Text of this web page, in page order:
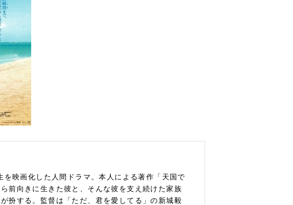
映画化した人間ドラマ。本人による著作「天国で
前向きに生きた彼と、そんな彼を支え続けた家族
扮する。監督は「ただ、君を愛してる」の新城毅